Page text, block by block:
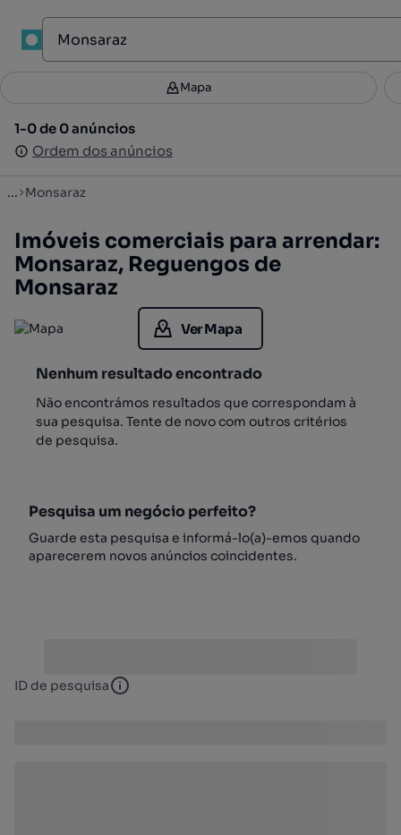
Filtros 3
1-0 de 0 anúncios
Ordem dos anúncios
Mapa
1-0 de 0 anúncios
Ordem dos anúncios
... Monsaraz
Imóveis comerciais para arrendar:
Monsaraz, Reguengos de
Monsaraz
Ver Mapa
Nenhum resultado encontrado
Não encontrámos resultados que correspondam à
sua pesquisa. Tente de novo com outros critérios
de pesquisa.
Pesquisa um negócio perfeito?
Guarde esta pesquisa e informá-lo(a)-emos quando
aparecerem novos anúncios coincidentes.
ID de pesquisa ID de pesquisa